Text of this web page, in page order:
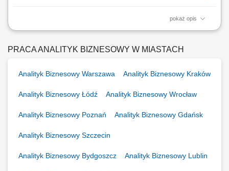
pokaż opis
Zakres obowiązków: Nadzór nad systemami serializacji i agregacji
utrzymanie systemu Track&Trace na poziomie wsparcia L2 i L3.
PRACA ANALITYK BIZNESOWY W MIASTACH
Analityk Biznesowy Warszawa Analityk Biznesowy Kraków
Analityk Biznesowy Łódź Analityk Biznesowy Wrocław
Analityk Biznesowy Poznań Analityk Biznesowy Gdańsk
Analityk Biznesowy Szczecin
Analityk Biznesowy Bydgoszcz Analityk Biznesowy Lublin